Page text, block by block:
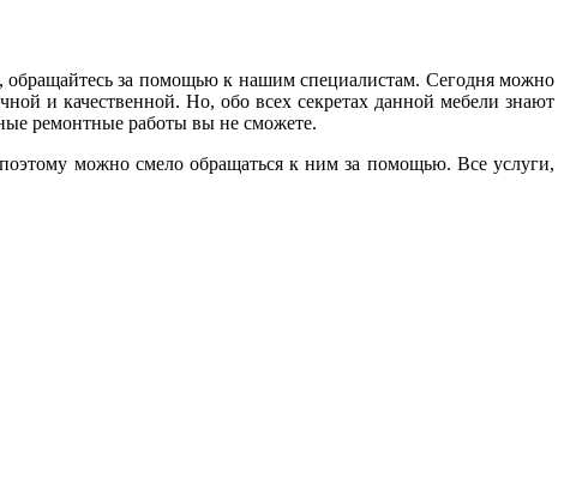
обращайтесь за помощью к нашим специалистам. Сегодня можно
и качественной. Но, обо всех секретах данной мебели знают
ремонтные работы вы не сможете.
можно смело обращаться к ним за помощью. Все услуги,